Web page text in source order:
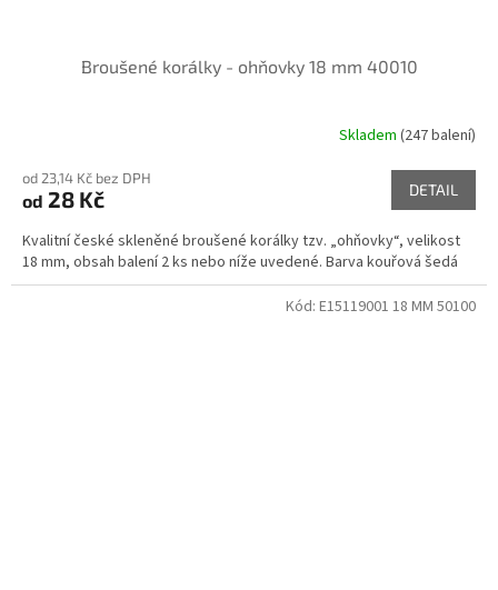
Broušené korálky - ohňovky 18 mm 40010
Skladem (247 balení)
od 23,14 Kč bez DPH
od 28 Kč DETAIL
Kvalitní české skleněné broušené korálky tzv. „ohňovky“, velikost
18 mm, obsah balení 2 ks nebo níže uvedené. Barva kouřová šedá
Kód: E15119001 18 MM 50100